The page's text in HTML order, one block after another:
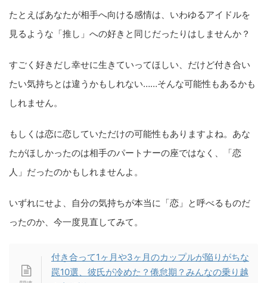
たとえばあなたが相手へ向ける感情は、いわゆるアイドルを
見るような「推し」への好きと同じだったりはしませんか？
すごく好きだし幸せに生きていってほしい、だけど付き合い
たい気持ちとは違うかもしれない……そんな可能性もあるかも
しれません。
もしくは恋に恋していただけの可能性もありますよね。あな
たがほしかったのは相手のパートナーの座ではなく、「恋
人」だったのかもしれませんよ。
いずれにせよ、自分の気持ちが本当に「恋」と呼べるものだ
ったのか、今一度見直してみて。
付き合って1ヶ月や3ヶ月のカップルが陥りがちな
罠10選、彼氏が冷めた？倦怠期？みんなの乗り越